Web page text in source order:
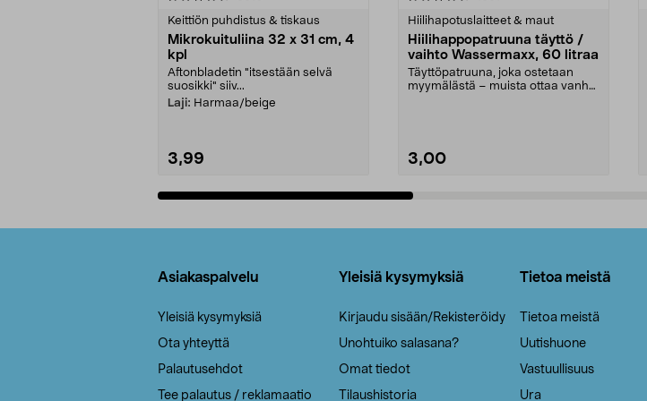
Keittiön puhdistus & tiskaus
Mikrokuituliina 32 x 31 cm, 4
kpl
Aftonbladetin "itsestään selvä
suosikki" siiv...
Laji: Harmaa/beige
3,99
Hiilihapotuslaitteet & maut
Hiilihappopatruuna täyttö /
vaihto Wassermaxx, 60 litraa
Täyttöpatruuna, joka ostetaan
myymälästä – muista ottaa vanha
3,00
Asiakaspalvelu
Yleisiä kysymyksiä
Ota yhteyttä
Palautusehdot
Tee palautus / reklamaatio
Yleisiä kysymyksiä
Kirjaudu sisään/Rekisteröidy
Unohtuiko salasana?
Omat tiedot
Tilaushistoria
Tietoa meistä
Tietoa meistä
Uutishuone
Vastuullisuus
Ura